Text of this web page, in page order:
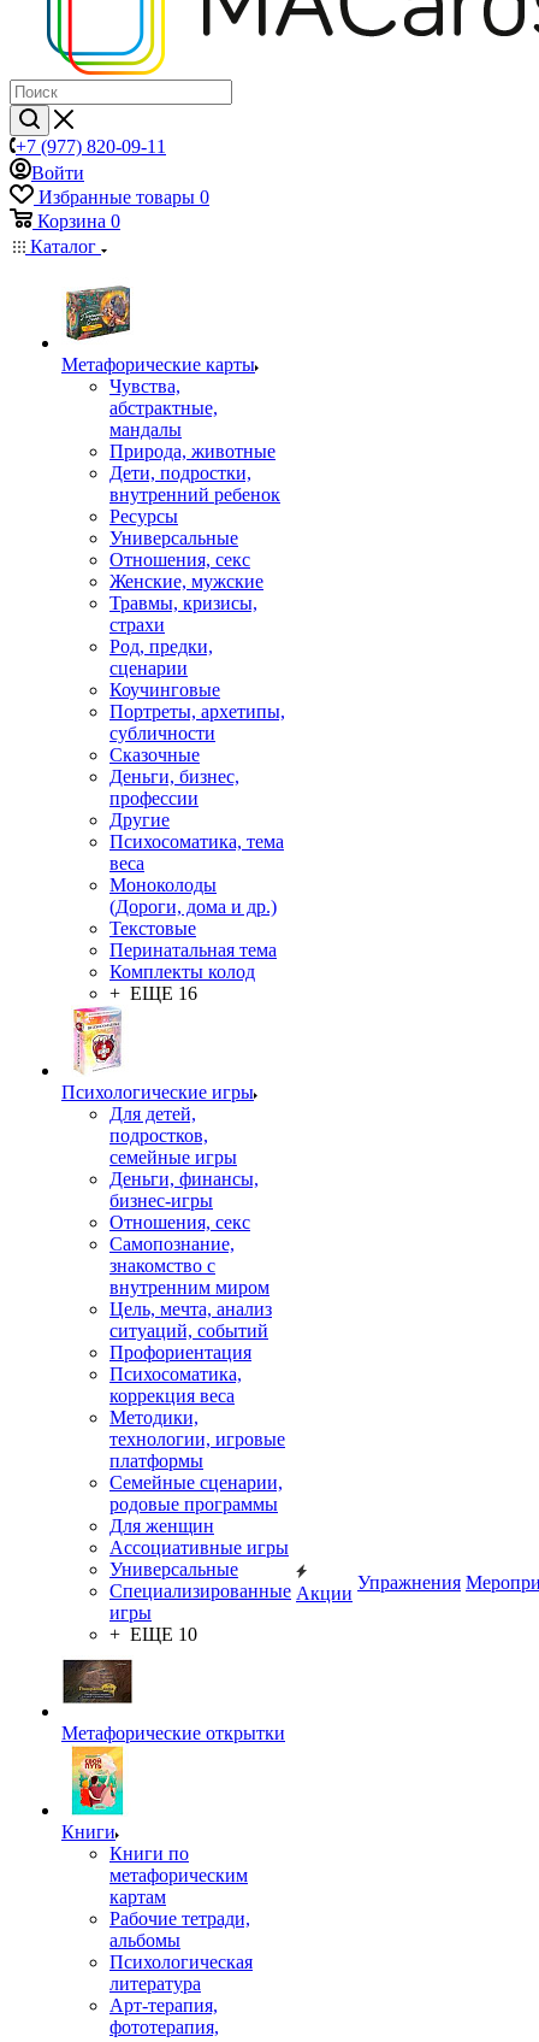
+7 (977) 820-09-11
Войти
Избранные товары 0
Корзина 0
Каталог
Mетафорические карты
Чувства,
абстрактные,
мандалы
Природа, животные
Дети, подростки,
внутренний ребенок
Ресурсы
Универсальные
Отношения, секс
Женские, мужские
Травмы, кризисы,
страхи
Род, предки,
сценарии
Коучинговые
Портреты, архетипы,
субличности
Сказочные
Деньги, бизнес,
профессии
Другие
Психосоматика, тема
веса
Моноколоды
(Дороги, дома и др.)
Текстовые
Перинатальная тема
Комплекты колод
+ ЕЩЕ 16
Психологические игры
Для детей,
подростков,
семейные игры
Деньги, финансы,
бизнес-игры
Отношения, секс
Самопознание,
знакомство с
внутренним миром
Цель, мечта, анализ
ситуаций, событий
Профориентация
Психосоматика,
коррекция веса
Методики,
технологии, игровые
платформы
Семейные сценарии,
родовые программы
Для женщин
Ассоциативные игры
Универсальные
Специализированные
игры
+ ЕЩЕ 10
Метафорические открытки
Книги
Книги по
метафорическим
картам
Рабочие тетради,
альбомы
Психологическая
литература
Арт-терапия,
фототерапия,
Акции
Упражнения